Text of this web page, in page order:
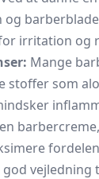
og
irritation og
Mange
stoffer som
vejledning